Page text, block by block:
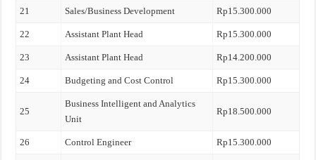
21 Sales/Business Development Rp15.300.000
22 Assistant Plant Head Rp15.300.000
23 Assistant Plant Head Rp14.200.000
24 Budgeting and Cost Control Rp15.300.000
25
Business Intelligent and Analytics
Unit
Rp18.500.000
26 Control Engineer Rp15.300.000